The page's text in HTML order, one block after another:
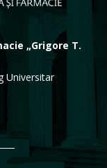
„Grigore T.
Universitar